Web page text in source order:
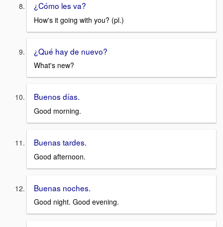
¿Cómo les va?
How's it going with you? (pl.)
¿Qué hay de nuevo?
What's new?
Buenos días.
Good morning.
Buenas tardes.
Good afternoon.
Buenas noches.
Good night. Good evening.